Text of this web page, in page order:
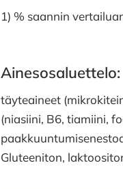
1) % saannin
Ainesosaluettelo:
täyteaineet
(niasiini, B6, tiamiini,
Gluteeniton,